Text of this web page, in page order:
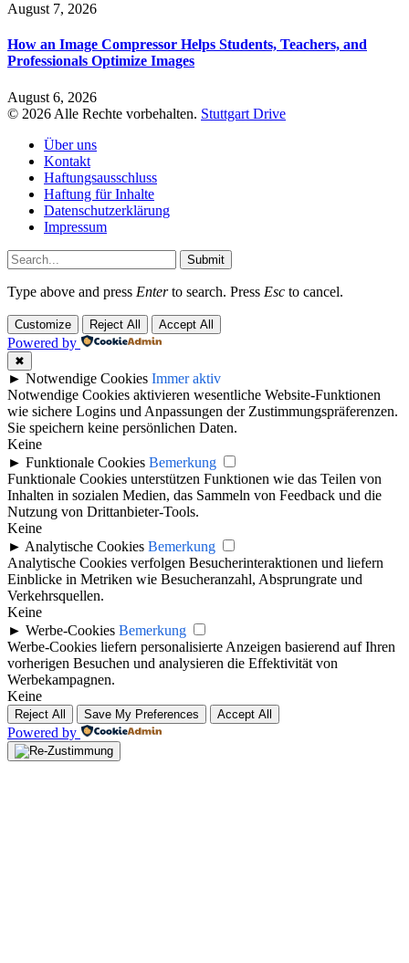
August 7, 2026
How an Image Compressor Helps Students, Teachers, and
Professionals Optimize Images
August 6, 2026
© 2026 Alle Rechte vorbehalten. Stuttgart Drive
Über uns
Kontakt
Haftungsausschluss
Haftung für Inhalte
Datenschutzerklärung
Impressum
Submit
Type above and press Enterto search. Press Esc to cancel.
Customize Reject All Accept All
Powered by
✖
► Notwendige Cookies Immer aktiv
Notwendige Cookies aktivieren wesentliche Website-Funktionen
wie sichere Logins und Anpassungen der Zustimmungspräferenzen.
Sie speichern keine persönlichen Daten.
Keine
► Funktionale Cookies Bemerkung
Funktionale Cookies unterstützen Funktionen wie das Teilen von
Inhalten in sozialen Medien, das Sammeln von Feedback und die
Nutzung von Drittanbieter-Tools.
Keine
► Analytische Cookies Bemerkung
Analytische Cookies verfolgen Besucherinteraktionen und liefern
Einblicke in Metriken wie Besucheranzahl, Absprungrate und
Verkehrsquellen.
Keine
► Werbe-Cookies Bemerkung
Werbe-Cookies liefern personalisierte Anzeigen basierend auf Ihren
vorherigen Besuchen und analysieren die Effektivität von
Werbekampagnen.
Keine
Reject All Save My Preferences Accept All
Powered by